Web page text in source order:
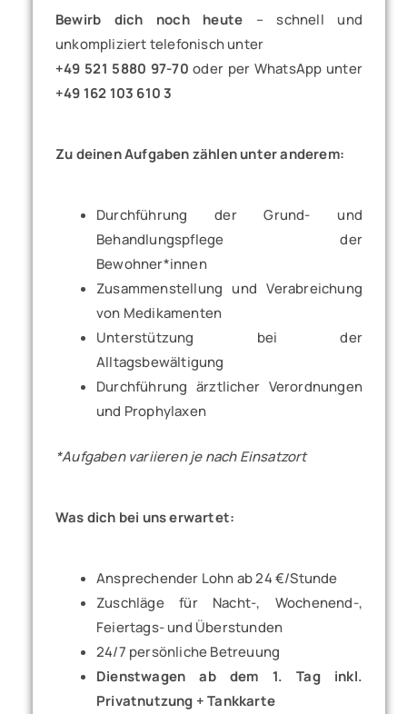
Bewirb dich noch heute – schnell und
unkompliziert telefonisch unter
+49 521 5880 97-70 oder per WhatsApp unter
+49 162 103 610 3
Zu deinen Aufgaben zählen unter anderem:
Durchführung der Grund- und
Behandlungspflege der
Bewohner*innen
Zusammenstellung und Verabreichung
von Medikamenten
Unterstützung bei der
Alltagsbewältigung
Durchführung ärztlicher Verordnungen
und Prophylaxen
*Aufgaben variieren je nach Einsatzort
Was dich bei uns erwartet:
Ansprechender Lohn ab 24 €/Stunde
Zuschläge für Nacht-, Wochenend-,
Feiertags- und Überstunden
24/7 persönliche Betreuung
Dienstwagen ab dem 1. Tag inkl.
Privatnutzung + Tankkarte